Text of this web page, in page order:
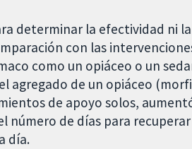
determinar la efectividad ni
con las
como un opiáceo o un
agregado de un opiáceo
de apoyo solos,
de días para
día.